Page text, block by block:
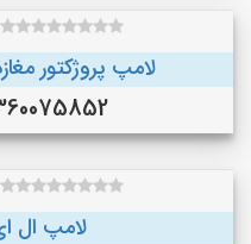
لامپ پروژکتور
09360075852
لامپ ال